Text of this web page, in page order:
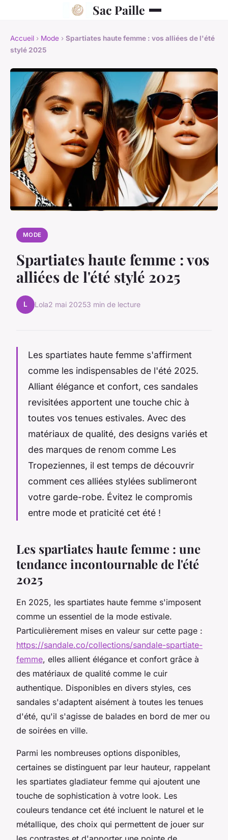
Sac Paille
Accueil › Mode › Spartiates haute femme : vos alliées de l'été
stylé 2025
MODE
Spartiates haute femme : vos
alliées de l'été stylé 2025
L Lola2 mai 20253 min de lecture
Les spartiates haute femme s'affirment
comme les indispensables de l'été 2025.
Alliant élégance et confort, ces sandales
revisitées apportent une touche chic à
toutes vos tenues estivales. Avec des
matériaux de qualité, des designs variés et
des marques de renom comme Les
Tropeziennes, il est temps de découvrir
comment ces alliées stylées sublimeront
votre garde-robe. Évitez le compromis
entre mode et praticité cet été !
Les spartiates haute femme : une
tendance incontournable de l'été
2025
En 2025, les spartiates haute femme s'imposent
comme un essentiel de la mode estivale.
Particulièrement mises en valeur sur cette page :
https://sandale.co/collections/sandale-spartiate-
femme, elles allient élégance et confort grâce à
des matériaux de qualité comme le cuir
authentique. Disponibles en divers styles, ces
sandales s'adaptent aisément à toutes les tenues
d'été, qu'il s'agisse de balades en bord de mer ou
de soirées en ville.
Parmi les nombreuses options disponibles,
certaines se distinguent par leur hauteur, rappelant
les spartiates gladiateur femme qui ajoutent une
touche de sophistication à votre look. Les
couleurs tendance cet été incluent le naturel et le
métallique, des choix qui permettent de jouer sur